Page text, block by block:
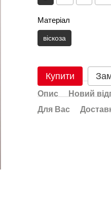
Матеріал
віскоза
Купити
Опис
Новий
Для Вас